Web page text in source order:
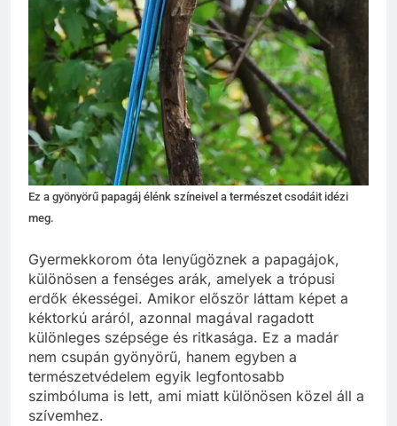
Ez a gyönyörű papagáj élénk színeivel a természet csodáit idézi
meg.
Gyermekkorom óta lenyűgöznek a papagájok,
különösen a fenséges arák, amelyek a trópusi
erdők ékességei. Amikor először láttam képet a
kéktorkú aráról, azonnal magával ragadott
különleges szépsége és ritkasága. Ez a madár
nem csupán gyönyörű, hanem egyben a
természetvédelem egyik legfontosabb
szimbóluma is lett, ami miatt különösen közel áll a
szívemhez.